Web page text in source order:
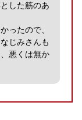
した筋のあ
ったので、
じみさんも
悪くは無か